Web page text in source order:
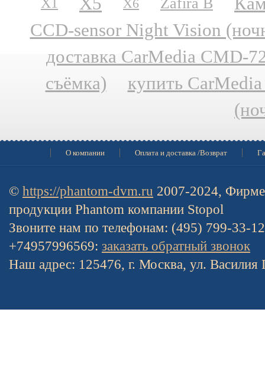
X6
CCD-sensor Night Vision
доставка CarMedia CMD-
съёмка)
купить
О компании Оплата и доставка /Возврат
© https://phantom-dvm.ru 2007-2024,
продукции Phantom компании Stopol
Звоните нам по телефонам: (495) 799-33-
+74957996569: заказать обратный звонок
Наш адрес: 125476, г. Москва, ул. Василия